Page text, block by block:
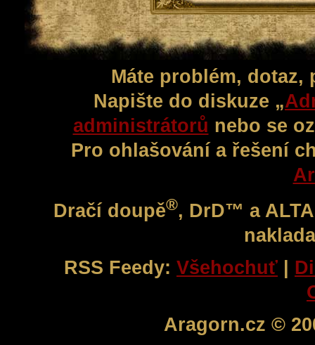
Máte problém,
Napište do diskuze „
administrátorů nebo se
Pro ohlašování a řešení
Dračí doupě®, DrD™ a
RSS Feedy: Všehochuť |
Aragorn.cz ©